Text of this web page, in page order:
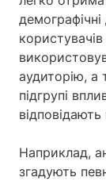
демографічні
аудиторію, а
підгрупі
Наприклад,
згадують